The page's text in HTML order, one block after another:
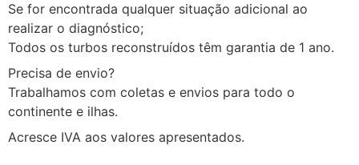
Se for encontrada qualquer situação adicional ao
realizar o diagnóstico;
Todos os turbos reconstruídos têm garantia de 1 ano.
Precisa de envio?
Trabalhamos com coletas e envios para todo o
continente e ilhas.
Acresce IVA aos valores apresentados.